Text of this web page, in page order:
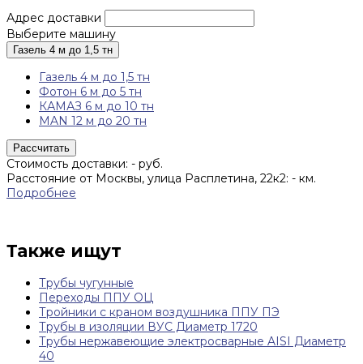
Адрес доставки
Выберите машину
Газель 4 м до 1,5 тн
Газель 4 м до 1,5 тн
Фотон 6 м до 5 тн
КАМАЗ 6 м до 10 тн
MAN 12 м до 20 тн
Рассчитать
Стоимость доставки: - руб.
Расстояние от Москвы, улица Расплетина, 22к2: - км.
Подробнее
Также ищут
Трубы чугунные
Переходы ППУ ОЦ
Тройники с краном воздушника ППУ ПЭ
Трубы в изоляции ВУС Диаметр 1720
Трубы нержавеющие электросварные AISI Диаметр
40